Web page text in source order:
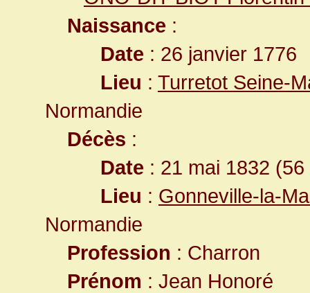
Naissance :
Date : 26 janvier 1776
Lieu : Turretot Seine-
Normandie
Décès :
Date : 21 mai 1832
Lieu : Gonneville-la-
Normandie
Profession : Charron
Prénom : Jean Honoré